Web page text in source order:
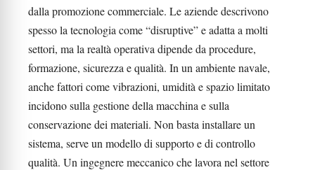
dalla promozione commerciale. Le aziende descrivono
spesso la tecnologia come “disruptive” e adatta a molti
settori, ma la realtà operativa dipende da procedure,
formazione, sicurezza e qualità. In un ambiente navale,
anche fattori come vibrazioni, umidità e spazio limitato
incidono sulla gestione della macchina e sulla
conservazione dei materiali. Non basta installare un
sistema, serve un modello di supporto e di controllo
qualità. Un ingegnere meccanico che lavora nel settore